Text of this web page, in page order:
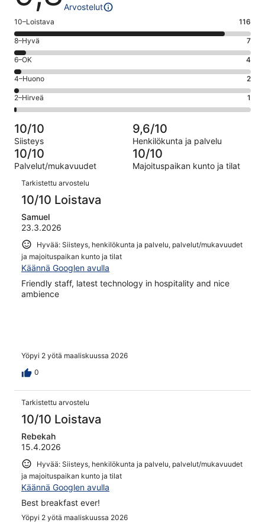
Arvostelut
Arvosana
10
-
Loistava.
116
kautta
130
arvostelua
10–Loistava 116
Arvosana
8
-
Hyvä.
7
kautta
130
arvostelua
8–Hyvä 7
Arvosana
6
-
OK.
4
130
arvostelua
6–OK 4
Arvosana
4
-
Huono.
2
kautta
130
arvostelua
4–Huono 2
Arvosana
2
-
Hirveä.
1
kautta
130
arvostelua
2–Hirveä 1
10/10
Siisteys
9,6/10
Henkilökunta ja palvelu
10/10
Palvelut/mukavuudet
10/10
Majoituspaikan kunto ja tilat
Arvostelut
Tarkistettu arvostelu
10/10 Loistava
Samuel
23.3.2026
Hyvää: Siisteys, henkilökunta ja palvelu, palvelut/mukavuudet
ja majoituspaikan kunto ja tilat
Käännä Googlen avulla
Friendly staff, latest technology in hospitality and nice
ambience
Yöpyi 2 yötä maaliskuussa 2026
0
Tarkistettu arvostelu
10/10 Loistava
Rebekah
15.4.2026
Hyvää: Siisteys, henkilökunta ja palvelu, palvelut/mukavuudet
ja majoituspaikan kunto ja tilat
Käännä Googlen avulla
Best breakfast ever!
Yöpyi 2 yötä maaliskuussa 2026